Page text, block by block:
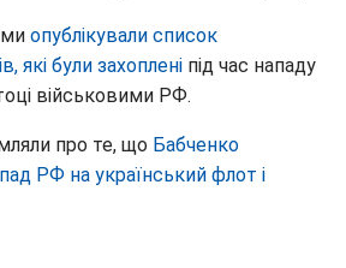
ми опублікували список
які були захоплені під час нападу
військовими РФ.
про те, що Бабченко
РФ на український флот і